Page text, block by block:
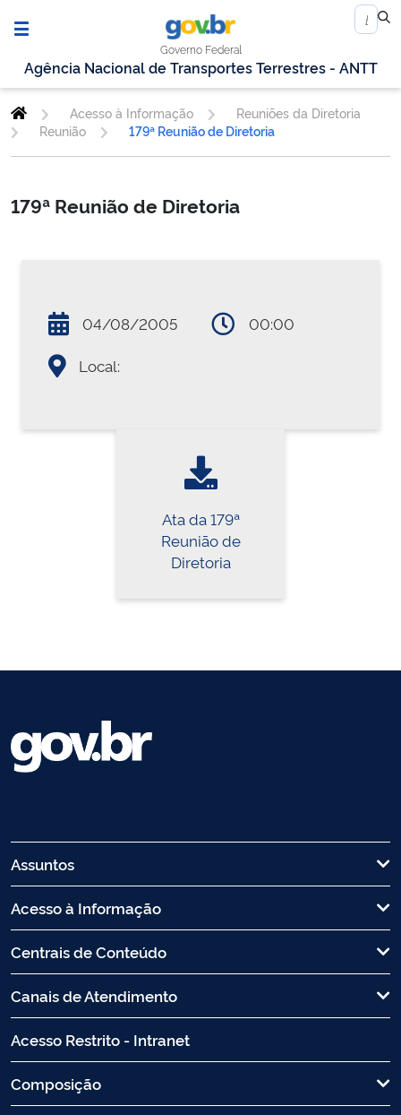
Governo Federal
Agência Nacional de Transportes Terrestres - ANTT
Acesso à Informação
Reuniões da Diretoria
Reunião
179ª Reunião de Diretoria
179ª Reunião de Diretoria
04/08/2005 00:00
Local:
Ata da 179ª
Reunião de
Diretoria
Assuntos
Acesso à Informação
Centrais de Conteúdo
Canais de Atendimento
Acesso Restrito - Intranet
Composição